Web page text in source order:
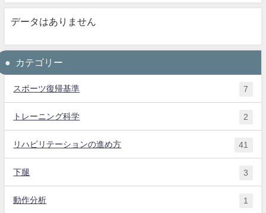
データはありません
カテゴリー
スポーツ復帰基準 7
トレーニング科学 2
リハビリテーションの進め方 41
下腿 3
動作分析 1